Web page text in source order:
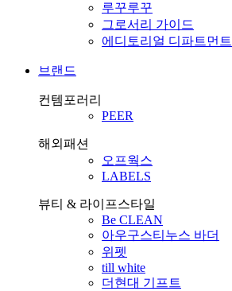
루꾸루꾸
그로서리 가이드
에디토리얼 디파트먼트
브랜드
컨템포러리
PEER
해외패션
오프웍스
LABELS
뷰티 & 라이프스타일
Be CLEAN
아우구스티누스 바더
위펫
till white
더현대 기프트